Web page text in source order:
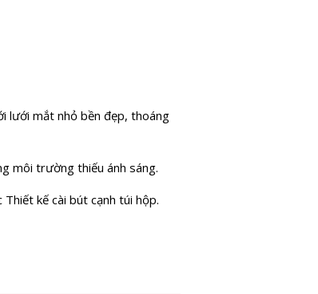
lưới mắt nhỏ bền đẹp, thoáng
môi trường thiếu ánh sáng.
kế cài bút cạnh túi hộp.